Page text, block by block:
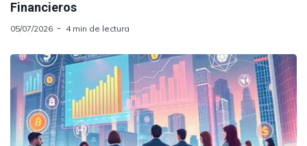
Financieros
05/07/2026 4 min de lectura